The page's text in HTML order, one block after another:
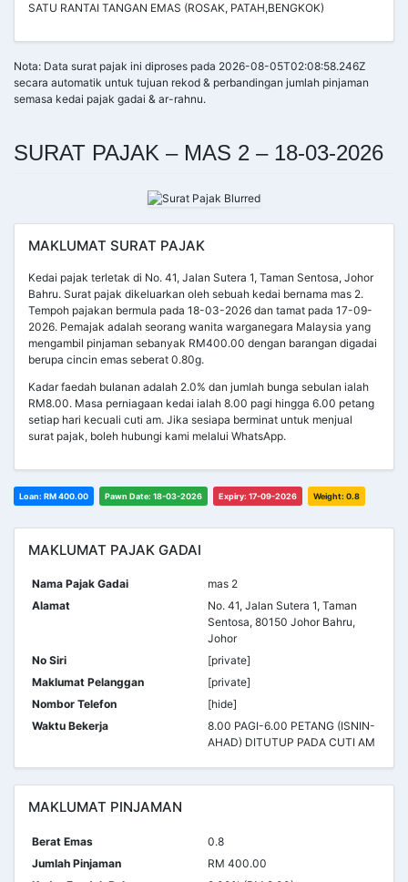
SATU RANTAI TANGAN EMAS (ROSAK, PATAH,BENGKOK)
Nota: Data surat pajak ini diproses pada 2026-08-05T02:08:58.246Z
secara automatik untuk tujuan rekod & perbandingan jumlah pinjaman
semasa kedai pajak gadai & ar-rahnu.
SURAT PAJAK – MAS 2 – 18-03-2026
MAKLUMAT SURAT PAJAK
Kedai pajak terletak di No. 41, Jalan Sutera 1, Taman Sentosa, Johor
Bahru. Surat pajak dikeluarkan oleh sebuah kedai bernama mas 2.
Tempoh pajakan bermula pada 18-03-2026 dan tamat pada 17-09-
2026. Pemajak adalah seorang wanita warganegara Malaysia yang
mengambil pinjaman sebanyak RM400.00 dengan barangan digadai
berupa cincin emas seberat 0.80g.
Kadar faedah bulanan adalah 2.0% dan jumlah bunga sebulan ialah
RM8.00. Masa perniagaan kedai ialah 8.00 pagi hingga 6.00 petang
setiap hari kecuali cuti am. Jika sesiapa berminat untuk menjual
surat pajak, boleh hubungi kami melalui WhatsApp.
Loan: RM 400.00 Pawn Date: 18-03-2026 Expiry: 17-09-2026 Weight: 0.8
MAKLUMAT PAJAK GADAI
Nama Pajak Gadai
mas 2
Alamat
No. 41, Jalan Sutera 1, Taman
Sentosa, 80150 Johor Bahru,
Johor
No Siri
[private]
Maklumat Pelanggan
[private]
Nombor Telefon
[hide]
Waktu Bekerja
8.00 PAGI-6.00 PETANG (ISNIN-
AHAD) DITUTUP PADA CUTI AM
MAKLUMAT PINJAMAN
Berat Emas
0.8
Jumlah Pinjaman
RM 400.00